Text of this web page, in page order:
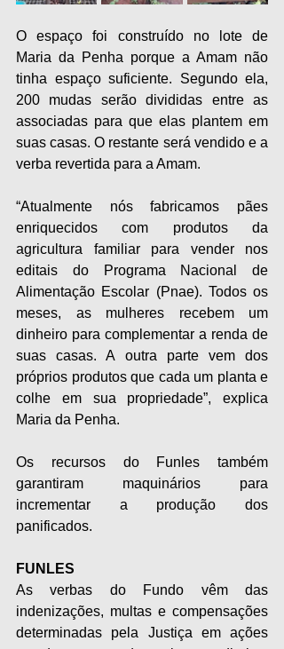
O espaço foi construído no lote de
Maria da Penha porque a Amam não
tinha espaço suficiente. Segundo ela,
200 mudas serão divididas entre as
associadas para que elas plantem em
suas casas. O restante será vendido e a
verba revertida para a Amam.
“Atualmente nós fabricamos pães
enriquecidos com produtos da
agricultura familiar para vender nos
editais do Programa Nacional de
Alimentação Escolar (Pnae). Todos os
meses, as mulheres recebem um
dinheiro para complementar a renda de
suas casas. A outra parte vem dos
próprios produtos que cada um planta e
colhe em sua propriedade”, explica
Maria da Penha.
Os recursos do Funles também
garantiram maquinários para
incrementar a produção dos
panificados.
FUNLES
As verbas do Fundo vêm das
indenizações, multas e compensações
determinadas pela Justiça em ações